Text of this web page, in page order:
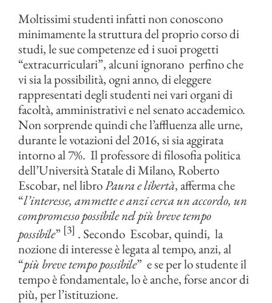
Moltissimi studenti infatti non conoscono
minimamente la struttura del proprio corso di
studi, le sue competenze ed i suoi progetti
“extracurriculari”, alcuni ignorano perfino che
vi sia la possibilità, ogni anno, di eleggere
rappresentati degli studenti nei vari organi di
facoltà, amministrativi e nel senato accademico.
Non sorprende quindi che l’affluenza alle urne,
durante le votazioni del 2016, si sia aggirata
intorno al 7%. Il professore di filosofia politica
dell’Università Statale di Milano, Roberto
Escobar, nel libroPaura e libertà, afferma che
“l’interesse, ammette e anzi cerca un accordo, un
compromesso possibile nel più breve tempo
possibile” [3] . Secondo Escobar, quindi, la
nozione di interesse è legata al tempo, anzi, al
“più breve tempo possibile” e se per lo studente il
tempo è fondamentale, lo è anche, forse ancor di
più, per l’istituzione.